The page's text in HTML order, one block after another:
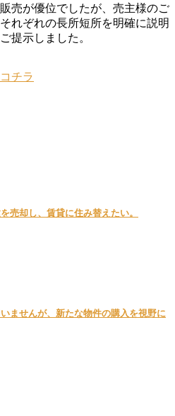
売が優位でしたが、売主様のご
れぞれの長所短所を明確に説明
提示しました。
チラ
売却し、賃貸に住み替えたい。
ませんが、新たな物件の購入を視野に